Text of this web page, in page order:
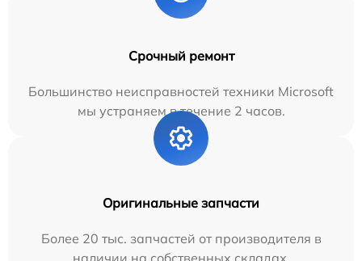
Срочный ремонт
Большинство неисправностей техники Microsoft
мы устраняем в течение 2 часов.
Оригинальные запчасти
Более 20 тыс. запчастей от производителя в
наличии на собственных складах.